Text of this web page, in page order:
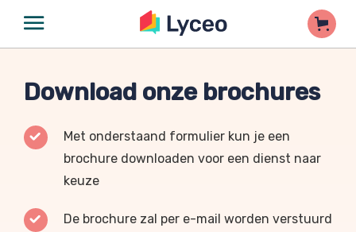
Download onze brochures
Met onderstaand formulier kun je een
brochure downloaden voor een dienst naar
keuze
De brochure zal per e-mail worden verstuurd